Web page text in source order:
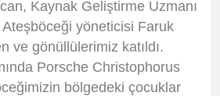
Kaynak Geliştirme Uzmanı
yöneticisi Faruk
ve gönüllülerimiz katıldı.
Porsche Christophorus
bölgedeki çocuklar